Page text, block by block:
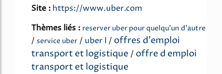
Site : https://www.uber.com
Thèmes liés : reserver uber pour quelqu'un d'autre
/ service uber / uber l / offres d'emploi
transport et logistique / offre d emploi
transport et logistique